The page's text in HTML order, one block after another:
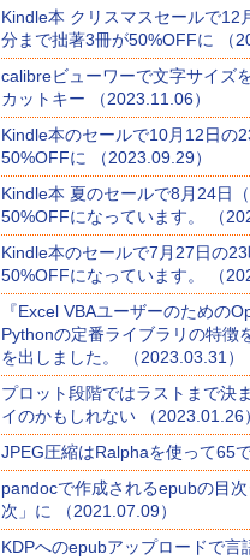
Kindle本 クリスマスセールで12
分まで拙著3冊が50%OFFに （
calibreビューワーで文字サイズ
カットキー （2023.11.06）
Kindle本のセールで10月12日の
50%OFFに （2023.09.29）
Kindle本 夏のセールで8月24日
50%OFFになっています。 （
Kindle本のセールで7月27日の
50%OFFになっています。 （
『Excel VBAユーザーのための
Pythonの定番ライブラリの特徴
を出しました。 （2023.03.31）
プロット段階ではラストまで決
イのかもしれない （2023.01.26）
JPEG圧縮はRalphaを使って65
pandocで作成されるepubの目
次」に （2021.07.09）
KDPへのepubアップロードで言